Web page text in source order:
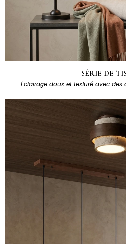
SÉRIE DE
Éclairage doux et texturé avec des